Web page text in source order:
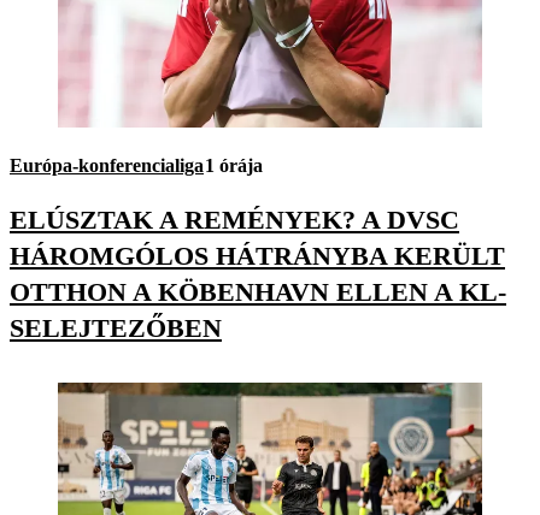
Európa-konferencialiga1 órája
ELÚSZTAK A REMÉNYEK? A DVSC
HÁROMGÓLOS HÁTRÁNYBA KERÜLT
OTTHON A KÖBENHAVN ELLEN A KL-
SELEJTEZŐBEN